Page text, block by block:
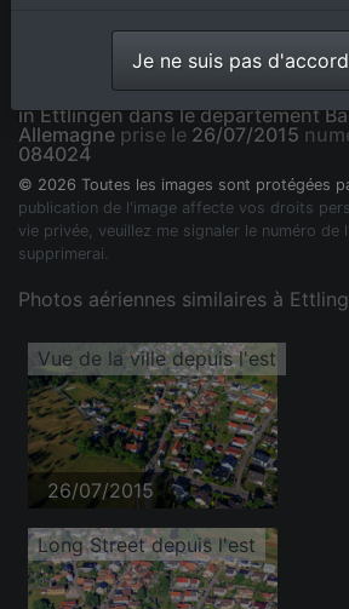
Vue de la ville depuis l'est à le
in Ettlingen dans le département
Allemagne prise le 26/07/2015
084024
© 2026 Toutes les images sont protégées
publication de l'image affecte vos droits
vie privée, veuillez me signaler le numéro de
supprimerai.
Photos aériennes similaires à
Vue de la ville depuis l'est
26/07/2015
Long Street depuis l'est
Je ne suis pas d'accord